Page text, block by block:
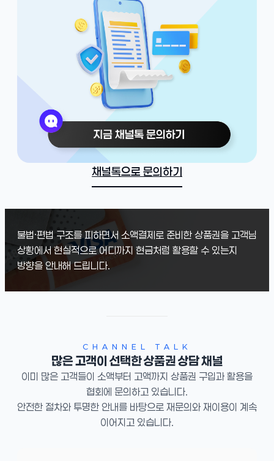
채널톡으로 문의하기
불법·편법 구조를 피하면서 소액결제로 준비한 상품권을 고객님
상황에서 현실적으로 어디까지 현금처럼 활용할 수 있는지
방향을 안내해 드립니다.
CHANNEL TALK
많은 고객이 선택한 상품권 상담 채널
이미 많은 고객들이 소액부터 고액까지 상품권 구입과 활용을
협회에 문의하고 있습니다.
안전한 절차와 투명한 안내를 바탕으로 재문의와 재이용이 계속
이어지고 있습니다.